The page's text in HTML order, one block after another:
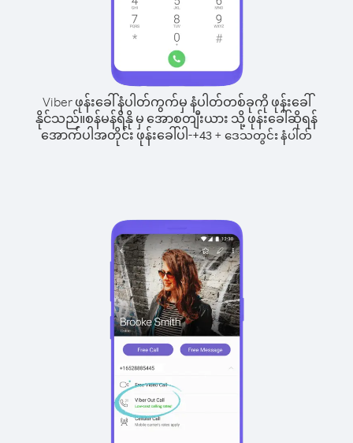
Viber ဖုန်းခေါ်နံပါတ်ကွက်မှ နံပါတ်တစ်ခုကို ဖုန်းခေါ်
နိုင်သည်။စန်မန်ရိနို မှ အောစတျီးယား သို့ ဖုန်းခေါ်ဆိုရန်
အောက်ပါအတိုင်း ဖုန်းခေါ်ပါ-+43 + ဒေသတွင်း နံပါတ်